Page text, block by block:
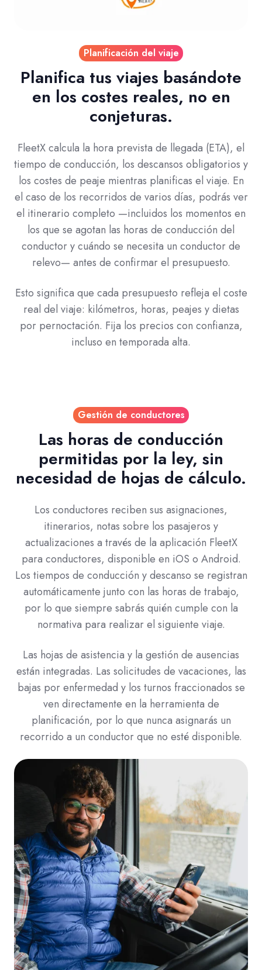
Planificación del viaje
Planifica tus viajes basándote
en los costes reales, no en
conjeturas.
FleetX calcula la hora prevista de llegada (ETA), el
tiempo de conducción, los descansos obligatorios y
los costes de peaje mientras planificas el viaje. En
el caso de los recorridos de varios días, podrás ver
el itinerario completo —incluidos los momentos en
los que se agotan las horas de conducción del
conductor y cuándo se necesita un conductor de
relevo— antes de confirmar el presupuesto.
Esto significa que cada presupuesto refleja el coste
real del viaje: kilómetros, horas, peajes y dietas
por pernoctación. Fija los precios con confianza,
incluso en temporada alta.
Gestión de conductores
Las horas de conducción
permitidas por la ley, sin
necesidad de hojas de cálculo.
Los conductores reciben sus asignaciones,
itinerarios, notas sobre los pasajeros y
actualizaciones a través de la aplicación FleetX
para conductores, disponible en iOS o Android.
Los tiempos de conducción y descanso se registran
automáticamente junto con las horas de trabajo,
por lo que siempre sabrás quién cumple con la
normativa para realizar el siguiente viaje.
Las hojas de asistencia y la gestión de ausencias
están integradas. Las solicitudes de vacaciones, las
bajas por enfermedad y los turnos fraccionados se
ven directamente en la herramienta de
planificación, por lo que nunca asignarás un
recorrido a un conductor que no esté disponible.